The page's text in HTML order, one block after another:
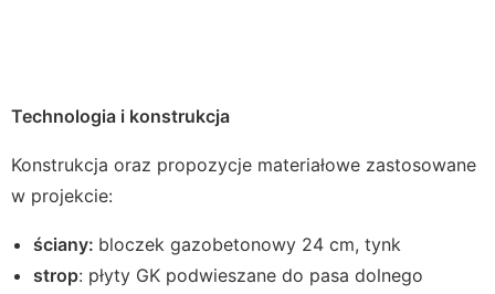
Technologia i konstrukcja
Konstrukcja oraz propozycje materiałowe zastosowane
w projekcie:
ściany: bloczek gazobetonowy 24 cm, tynk
strop: płyty GK podwieszane do pasa dolnego